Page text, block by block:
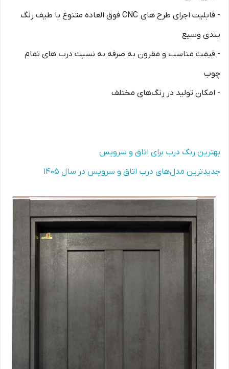
- قابلیت اجرای طرح های CNC فوق العاده متنوع با طیف رنگ
بندی وسیع
- قیمت مناسب و مقرون به صرفه به نسبت درب های تمام
چوب
- امکان تولید در رنگ‌های مختلف
بهترین رنگ درب برای اتاق و سرویس
جدیدترین مدل‌های درب اتاق و سرویس در سال 1405